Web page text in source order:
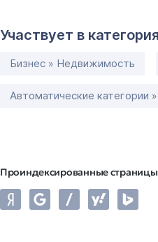
Участвует в
Бизнес » Недвижимость
Автоматические категории
Проиндексированные страницы